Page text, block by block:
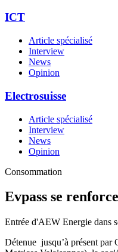
ICT
Article spécialisé
Interview
News
Opinion
Electrosuisse
Article spécialisé
Interview
News
Opinion
Consommation
Evpass se
Entrée d'AEW Energie dans
Détenue jusqu’à présent